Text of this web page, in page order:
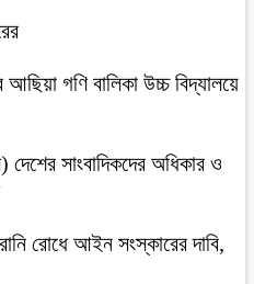
গণি বালিকা উচ্চ বিদ্যালয়ে
দেশের সাংবাদিকদের অধিকার ও
রোধে আইন সংস্কারের দাবি,